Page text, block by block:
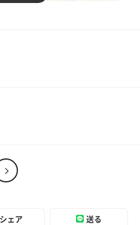
。
章を書いているが、この“何も
ナに戻れる”という循環こそ
だと感じる。
度しっかりと熱を入れていきた
シェア 送る